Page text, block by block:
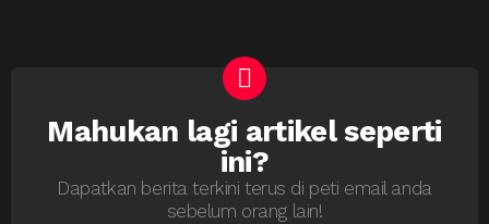
NEWSLETTER
Mahukan lagi artikel seperti
ini?
Dapatkan berita terkini terus di peti email anda
sebelum orang lain!